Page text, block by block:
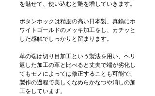
を魅せて、使い込むと艶を増していきます。
ボタンホックは精度の高い日本製、真鍮にホ
ワイトゴールドのメッキ加工をし、カチッと
した感触でしっかりと留まります。
革の端は切り目加工という製法を用い、ヘリ
返した加工の革と比べると丈夫で端が劣化し
てもモノによっては修正することも可能で、
製作の過程で美しくなめらかなつや消しの加
工をしています。